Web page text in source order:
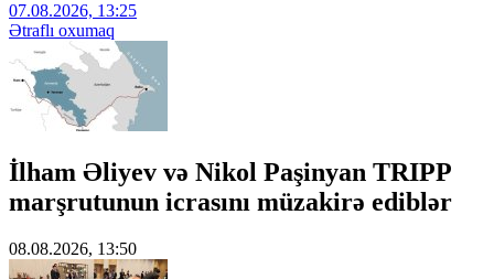
07.08.2026, 13:25
Ətraflı oxumaq
İlham Əliyev və Nikol Paşinyan TRIPP
marşrutunun icrasını müzakirə ediblər
08.08.2026, 13:50